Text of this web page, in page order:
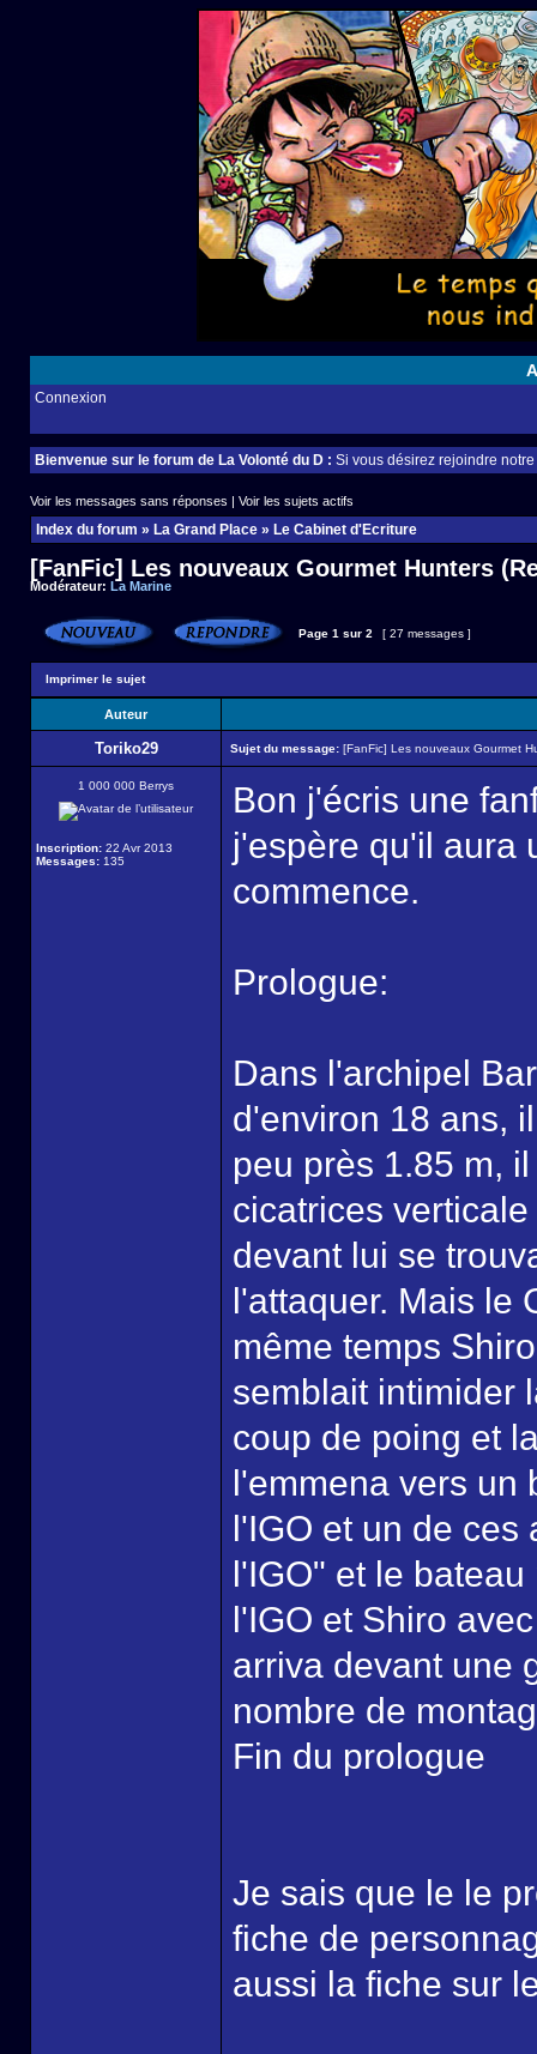
Connexion
Bienvenue sur le forum de La Volonté du D : Si vous désirez rejoindre
Voir les messages sans réponses | Voir les sujets actifs
Index du forum » La Grand Place » Le Cabinet d'Ecriture
[FanFic] Les nouveaux Gourmet Hunters
Modérateur: La Marine
Page 1 sur 2 [ 27 messages ]
Imprimer le sujet
Auteur
Toriko29 Sujet du message: [FanFic] Les nouveaux Gourmet
1 000 000 Berrys
Inscription: 22 Avr 2013
Messages: 135
Bon j'écris une
j'espère qu'il aura
commence.
Prologue:
Dans l'archipel
d'environ 18 ans,
peu près 1.85 m,
cicatrices
devant lui se
l'attaquer. Mais le
même temps
semblait intimider
coup de poing et
l'emmena vers un
l'IGO et un de ces
l'IGO" et le
l'IGO et Shiro
arriva devant une
nombre de
Fin du prologue
Je sais que le le
fiche de
aussi la fiche sur